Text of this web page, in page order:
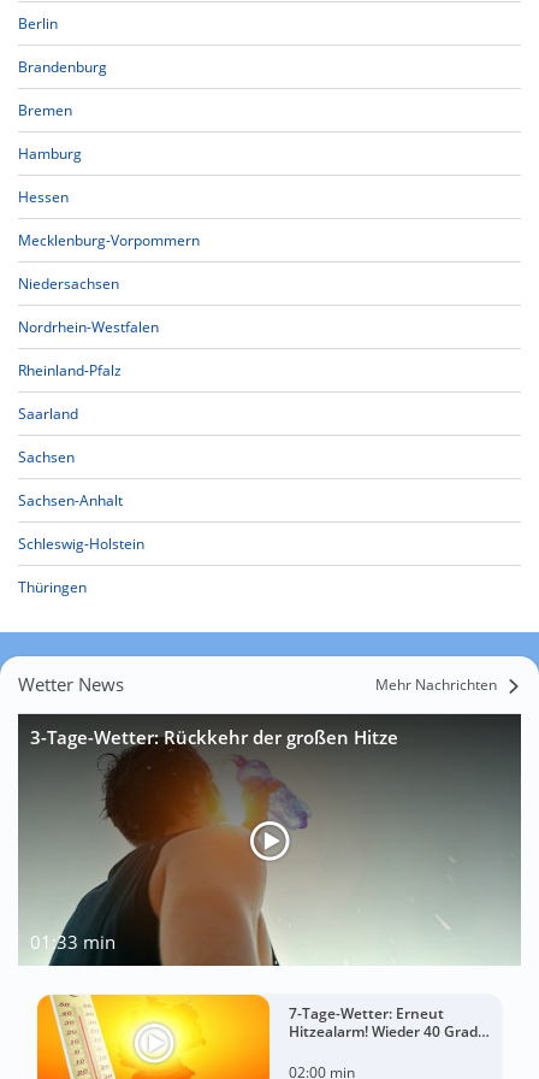
Berlin
Brandenburg
Bremen
Hamburg
Hessen
Mecklenburg-Vorpommern
Niedersachsen
Nordrhein-Westfalen
Rheinland-Pfalz
Saarland
Sachsen
Sachsen-Anhalt
Schleswig-Holstein
Thüringen
Wetter News Mehr Nachrichten
3-Tage-Wetter: Rückkehr der großen Hitze
01:33 min
7-Tage-Wetter: Erneut
Hitzealarm! Wieder 40 Grad
02:00 min